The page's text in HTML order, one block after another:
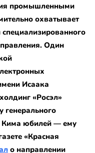
промышленными
охватывает
Один
Исаака
«Росэл»
генерального
Кима юбилей — ему
«Красная
о направлении